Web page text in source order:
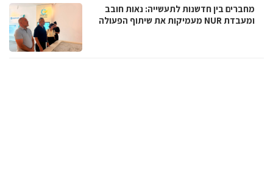
מחברים בין חדשנות לתעשייה: נאות חובב
ומעבדת NUR מעמיקות את שיתוף הפעולה